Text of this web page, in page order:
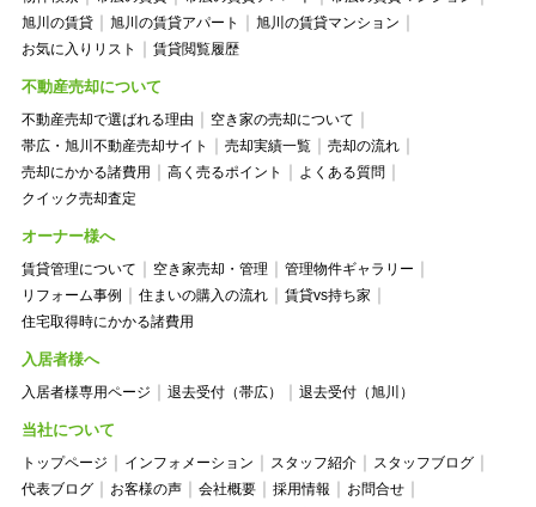
旭川の賃貸
旭川の賃貸アパート
旭川の賃貸マンション
お気に入りリスト
賃貸閲覧履歴
不動産売却について
不動産売却で選ばれる理由
空き家の売却について
帯広・旭川不動産売却サイト
売却実績一覧
売却の流れ
売却にかかる諸費用
高く売るポイント
よくある質問
クイック売却査定
オーナー様へ
賃貸管理について 空き家売却・管理
管理物件ギャラリー
リフォーム事例
住まいの購入の流れ
賃貸vs持ち家
住宅取得時にかかる諸費用
入居者様へ
入居者様専用ページ 退去受付（帯広） 退去受付（旭川）
当社について
トップページ インフォメーション スタッフ紹介
スタッフブログ
代表ブログ
お客様の声 会社概要 採用情報
お問合せ